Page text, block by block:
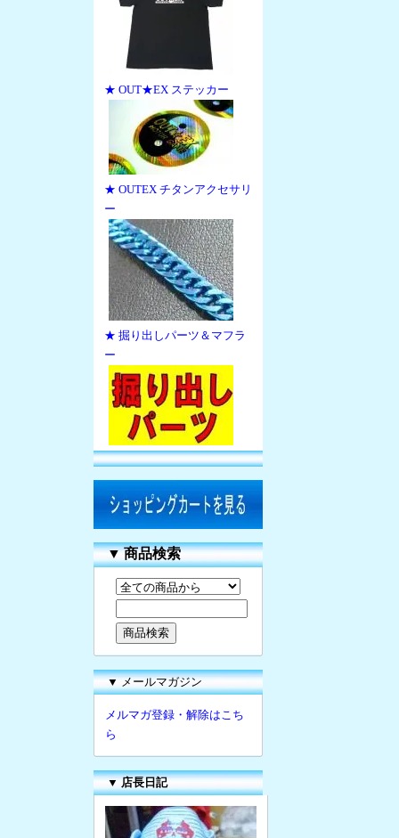
★ OUT★EX ステッカー
★ OUTEX チタンアクセサリ
ー
★ 掘り出しパーツ＆マフラ
ー
▼商品検索
▼ メールマガジン
メルマガ登録・解除はこち
ら
▼ 店長日記